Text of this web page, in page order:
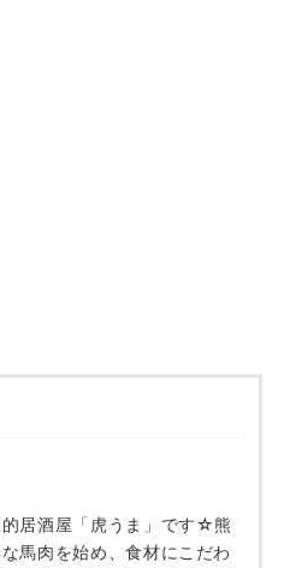
居酒屋「虎うま」です☆熊
馬肉を始め、食材にこだわ